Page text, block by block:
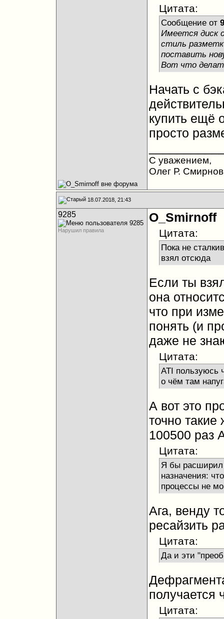
Цитата:
Сообщение от
Имеется диск
стиль
поставить
Вот что
Начать с
купить ещё
просто
С уважением,
Олег Р. Смирнов
18.07.2018, 21:43
9285
Нарушил правила
O_Smirnoff
Цитата:
Пока не
взял отсюда
Если ты
она
что при
понять (и
даже не
Цитата:
ATI пользуюсь
о чём там
А вот это
точно такие
100500 раз
Цитата:
Я бы расширил
назначения:
процессы не
Ага, венду
ресайзить
Цитата:
Да и эти
получается
Цитата: